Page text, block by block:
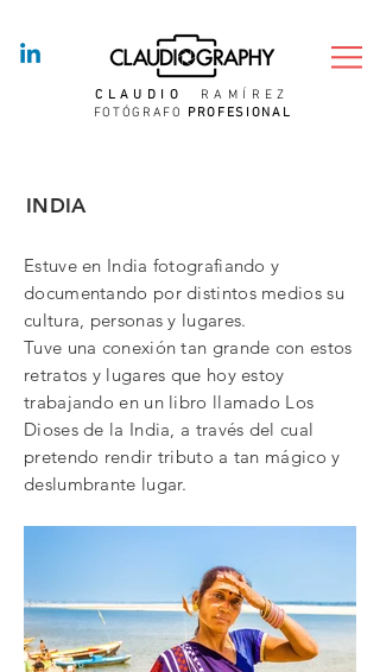
CLAUDIO
RAMÍREZ
FOTÓGRAFO PROFESIONAL
INDIA
Estuve en India fotografiando y
documentando por distintos medios su
cultura, personas y lugares.
Tuve una conexión tan grande con estos
retratos y lugares que hoy estoy
trabajando en un libro llamado Los
Dioses de la India, a través del cual
pretendo rendir tributo a tan mágico y
deslumbrante lugar.